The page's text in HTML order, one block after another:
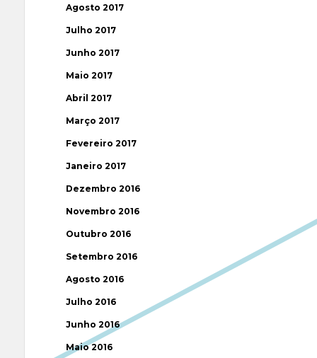
Agosto 2017
Julho 2017
Junho 2017
Maio 2017
Abril 2017
Março 2017
Fevereiro 2017
Janeiro 2017
Dezembro 2016
Novembro 2016
Outubro 2016
Setembro 2016
Agosto 2016
Julho 2016
Junho 2016
Maio 2016